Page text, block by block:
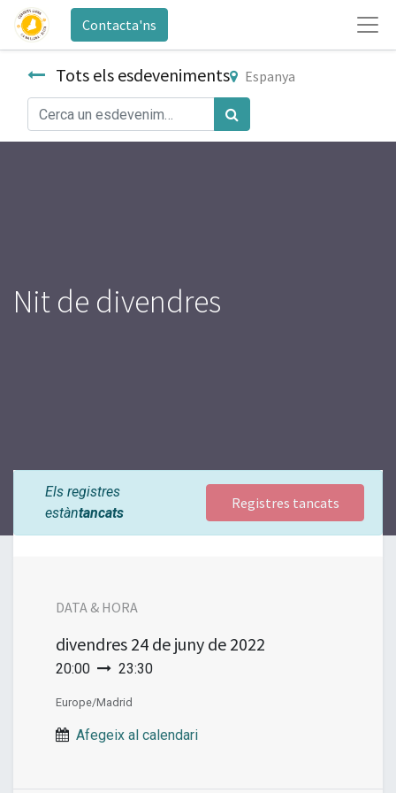
Contacta'ns
Tots els esdeveniments Espanya
Nit de divendres
Els registres
estàntancats
Registres tancats
DATA & HORA
divendres 24 de juny de 2022
20:00 23:30
Europe/Madrid
Afegeix al calendari